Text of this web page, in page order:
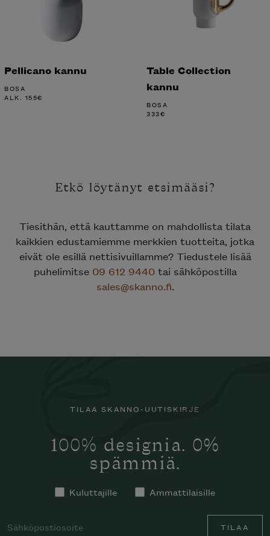
Pellicano kannu
BOSA
ALK. 155€
Table Collection
kannu
BOSA
333€
Etkö löytänyt etsimääsi?
Tiesithän, että kauttamme on mahdollista tilata
kaikkien edustamiemme merkkien tuotteita, jotka
eivät ole esillä nettisivuillamme? Tiedustele lisää
puhelimitse 09 612 9440tai sähköpostilla
sales@skanno.fi.
TILAA SKANNO-UUTISKIRJE
100% designia. 0%
spämmiä.
Kuluttajille Ammattilaisille
TILAA